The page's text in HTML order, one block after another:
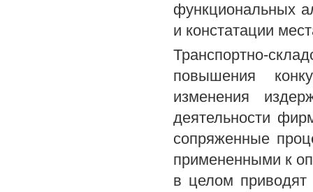
функциональных
и констатации
Транспортно-
повышения
изменения
деятельности
сопряженные
примененными к
в целом приводят